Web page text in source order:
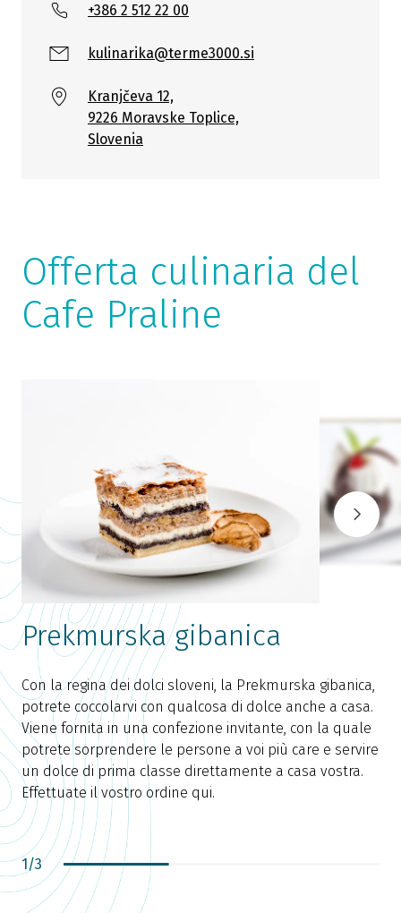
+386 2 512 22 00
kulinarika@terme3000.si
Kranjčeva 12,
9226 Moravske Toplice,
Slovenia
Offerta culinaria del
Cafe Praline
Prekmurska gibanica
Con la regina dei dolci sloveni, la Prekmurska gibanica,
potrete coccolarvi con qualcosa di dolce anche a casa.
Viene fornita in una confezione invitante, con la quale
potrete sorprendere le persone a voi più care e servire
un dolce di prima classe direttamente a casa vostra.
Effettuate il vostro ordine qui.
1/3